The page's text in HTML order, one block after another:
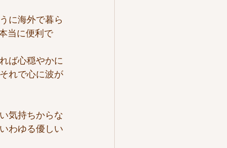
に海外で暮ら
当に便利で
ば心穏やかに
れで心に波が
気持ちからな
わゆる優しい